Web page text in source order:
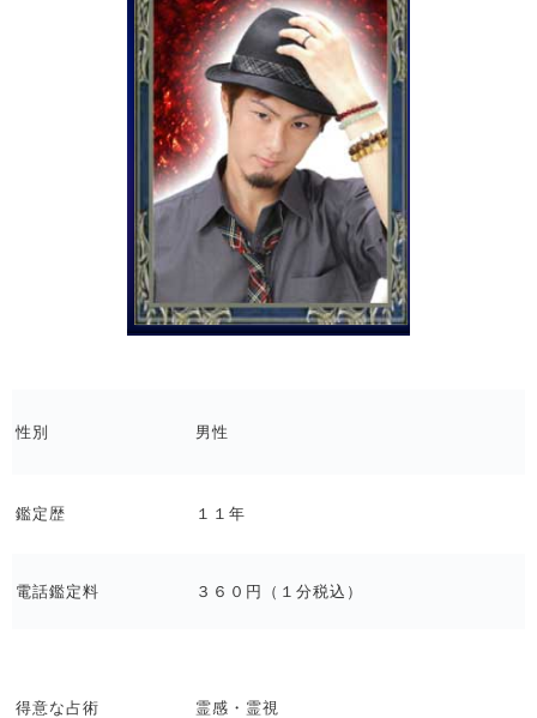
性別 男性
鑑定歴 １１年
電話鑑定料 ３６０円（１分税込）
得意な占術 霊感・霊視